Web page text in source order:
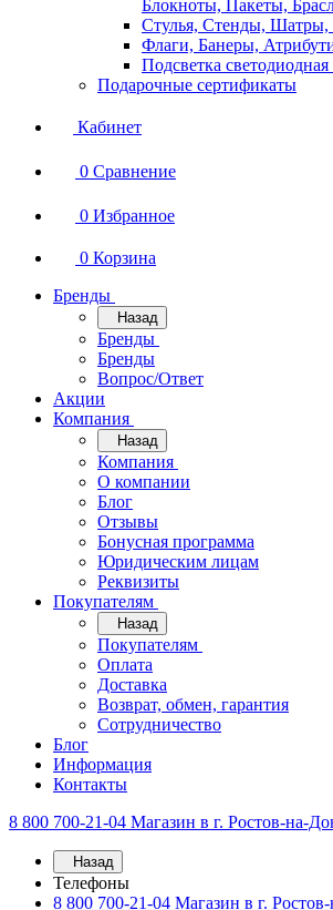
Блокноты, Пакеты,
Стулья, Стенды, Шатры,
Флаги, Банеры,
Подсветка
Подарочные сертификаты
Кабинет
0 Сравнение
0 Избранное
0 Корзина
Бренды
Назад
Бренды
Бренды
Вопрос/Ответ
Акции
Компания
Назад
Компания
О компании
Блог
Отзывы
Бонусная программа
Юридическим лицам
Реквизиты
Покупателям
Назад
Покупателям
Оплата
Доставка
Возврат, обмен, гарантия
Сотрудничество
Блог
Информация
Контакты
8 800 700-21-04 Магазин в г. Ростов-на-
Назад
Телефоны
8 800 700-21-04 Магазин в г.